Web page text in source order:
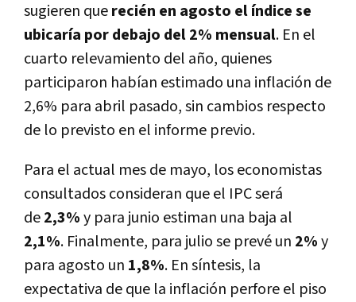
sugieren querecién en agosto el índice se
ubicaría por debajo del 2% mensual. En el
cuarto relevamiento del año, quienes
participaron habían estimado una inflación de
2,6% para abril pasado, sin cambios respecto
de lo previsto en el informe previo.
Para el actual mes de mayo, los economistas
consultados consideran que el IPC será
de2,3%y para junio estiman una baja al
2,1%. Finalmente, para julio se prevé un 2%y
para agosto un 1,8%. En síntesis, la
expectativa de que la inflación perfore el piso